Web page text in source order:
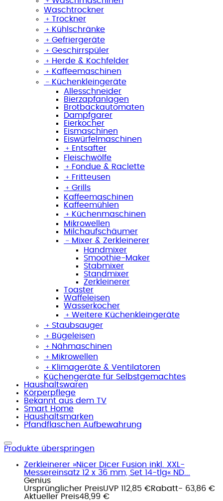
Waschtrockner
﹢ Trockner
﹢ Kühlschränke
﹢ Gefriergeräte
﹢ Geschirrspüler
﹢ Herde & Kochfelder
﹢ Kaffeemaschinen
﹣ Küchenkleingeräte
Allesschneider
Bierzapfanlagen
Brotbackautomaten
Dampfgarer
Eierkocher
Eismaschinen
Eiswürfelmaschinen
﹢ Entsafter
Fleischwölfe
﹢ Fondue & Raclette
﹢ Fritteusen
﹢ Grills
Kaffeemaschinen
Kaffeemühlen
﹢ Küchenmaschinen
Mikrowellen
Milchaufschäumer
﹣ Mixer & Zerkleinerer
Handmixer
Smoothie-Maker
Stabmixer
Standmixer
Zerkleinerer
Toaster
Waffeleisen
Wasserkocher
﹢ Weitere Küchenkleingeräte
﹢ Staubsauger
﹢ Bügeleisen
﹢ Nähmaschinen
﹢ Mikrowellen
﹢ Klimageräte & Ventilatoren
Küchengeräte für Selbstgemachtes
Haushaltswaren
Körperpflege
Bekannt aus dem TV
Smart Home
Haushaltsmarken
Pfandflaschen Aufbewahrung
Produkte überspringen
Zerkleinerer »Nicer Dicer Fusion inkl. XXL-
Messereinsatz 12 x 36 mm, Set 14-tlg« ND...
Genius
Ursprünglicher PreisUVP 112,85 €Rabatt- 63,86 €
Aktueller Preis48,99 €